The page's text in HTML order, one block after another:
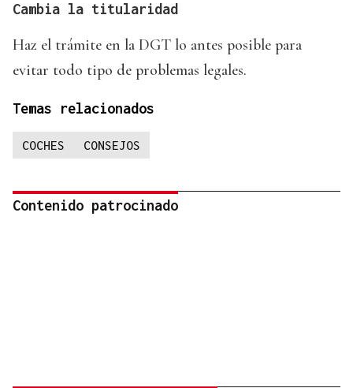
Cambia la titularidad
Haz el trámite en la DGT lo antes posible para
evitar todo tipo de problemas legales.
Temas relacionados
COCHES CONSEJOS
Contenido patrocinado